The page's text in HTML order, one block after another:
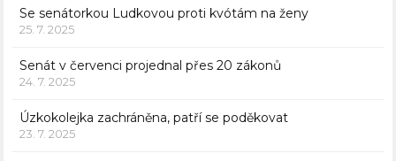
Se senátorkou Ludkovou proti kvótám na ženy
25. 7. 2025
Senát v červenci projednal přes 20 zákonů
24. 7. 2025
Úzkokolejka zachráněna, patří se poděkovat
23. 7. 2025